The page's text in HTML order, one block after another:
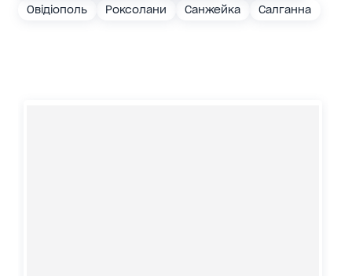
Овідіополь
Роксолани Санжейка Салганна